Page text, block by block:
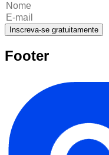
Inscreva-se gratuitamente
Footer